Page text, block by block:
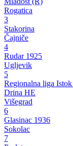
Rogatica
3
Stakorina
Čajniče
4
Rudar 1925
Ugljevik
5
Regionalna liga
Drina HE
Višegrad
6
Glasinac 1936
Sokolac
7